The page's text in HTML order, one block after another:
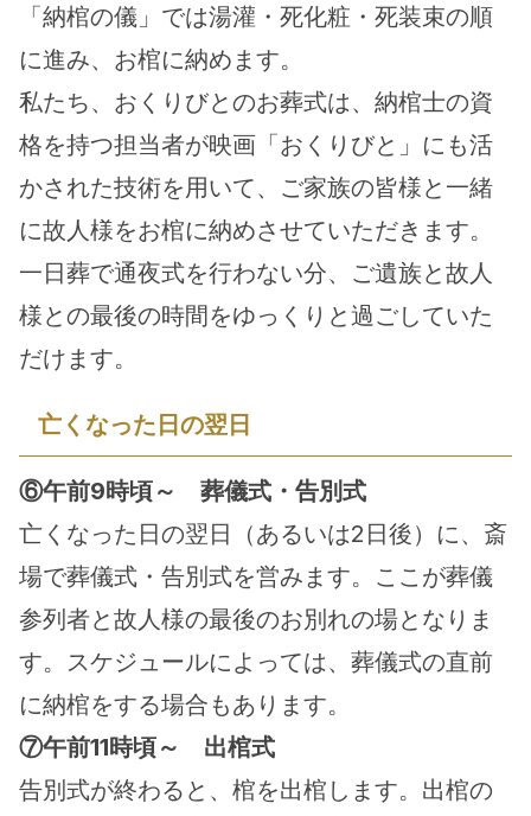
「納棺の儀」では湯灌・死化粧・死装束の順
に進み、お棺に納めます。
私たち、おくりびとのお葬式は、納棺士の資
格を持つ担当者が映画「おくりびと」にも活
かされた技術を用いて、ご家族の皆様と一緒
に故人様をお棺に納めさせていただきます。
一日葬で通夜式を行わない分、ご遺族と故人
様との最後の時間をゆっくりと過ごしていた
だけます。
亡くなった日の翌日
⑥午前9時頃～　葬儀式・告別式
亡くなった日の翌日（あるいは2日後）に、斎
場で葬儀式・告別式を営みます。ここが葬儀
参列者と故人様の最後のお別れの場となりま
す。スケジュールによっては、葬儀式の直前
に納棺をする場合もあります。
⑦午前11時頃～　出棺式
告別式が終わると、棺を出棺します。出棺の